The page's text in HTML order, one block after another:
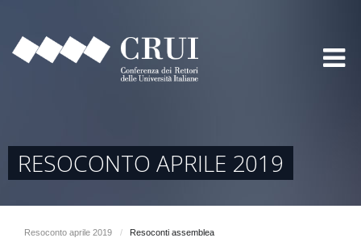
RESOCONTO APRILE 2019
Resoconto aprile 2019 / Resoconti assemblea